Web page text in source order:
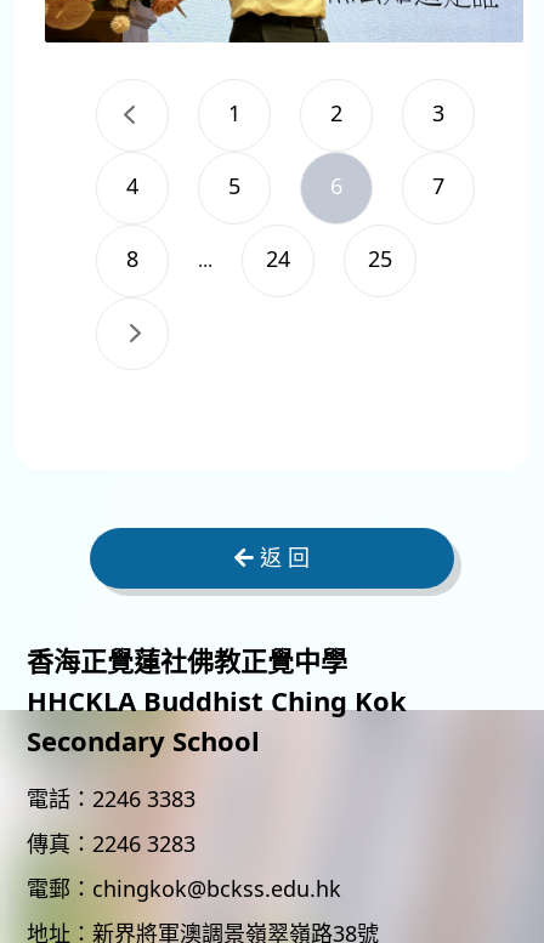
1 2 3
4 5 6 7
8 ... 24 25
返 回
香海正覺蓮社佛教正覺中學
HHCKLA Buddhist Ching Kok
Secondary School
電話： 2246 3383
傳真： 2246 3283
電郵： chingkok@bckss.edu.hk
地址： 新界將軍澳調景嶺翠嶺路38號